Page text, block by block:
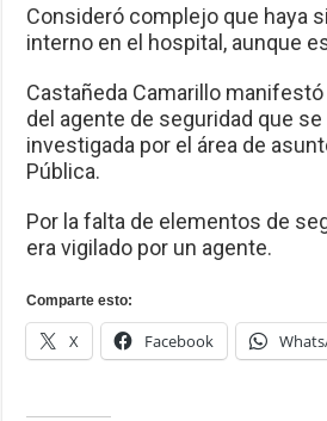
Consideró complejo que haya
interno en el hospital, aunque
Castañeda Camarillo
del agente de seguridad que
investigada por el área de
Pública.
Por la falta de elementos de
era vigilado por un agente.
Comparte esto:
X Facebook